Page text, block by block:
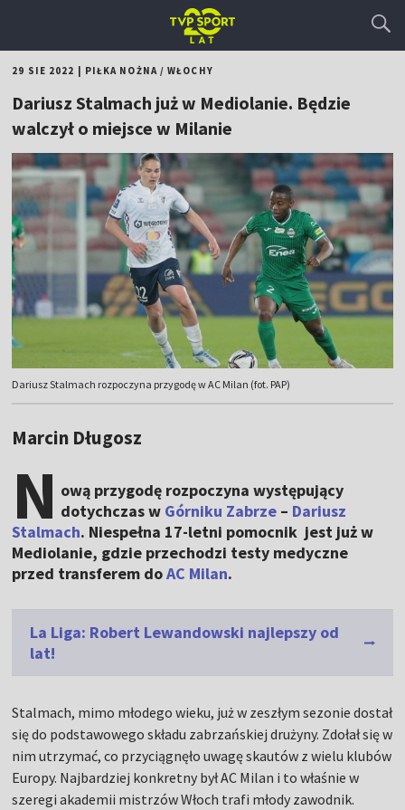
29 SIE 2022 PIŁKA NOŻNA/WŁOCHY
Dariusz Stalmach już w Mediolanie. Będzie
walczył o miejsce w Milanie
Dariusz Stalmach rozpoczyna przygodę w AC Milan (fot. PAP)
Marcin Długosz
N ową przygodę rozpoczyna występujący
dotychczas w Górniku Zabrze – Dariusz
Stalmach. Niespełna 17-letni pomocnik jest już w
Mediolanie, gdzie przechodzi testy medyczne
przed transferem doAC Milan.
La Liga: Robert Lewandowski najlepszy od
lat!
Stalmach, mimo młodego wieku, już w zeszłym sezonie dostał
się do podstawowego składu zabrzańskiej drużyny. Zdołał się w
nim utrzymać, co przyciągnęło uwagę skautów z wielu klubów
Europy. Najbardziej konkretny był AC Milan i to właśnie w
szeregi akademii mistrzów Włoch trafi młody zawodnik.